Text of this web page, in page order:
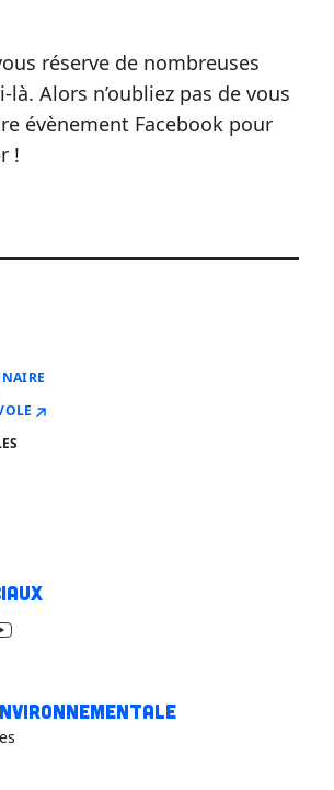
réserve de nombreuses
là. Alors n’oubliez pas de vous
évènement Facebook pour
!